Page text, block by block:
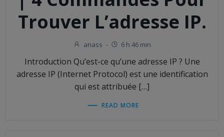
Trouver L’adresse IP.
anass - 6 h 46 min
Introduction Qu’est-ce qu’une adresse IP ? Une
adresse IP (Internet Protocol) est une identification
qui est attribuée […]
READ MORE